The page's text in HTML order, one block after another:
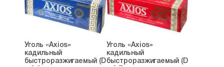
Уголь «Axios»
кадильный
быстроразжигаемый (D
Уголь «Axios»
кадильный
быстроразжигаемый (D